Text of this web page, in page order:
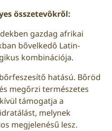
összetevőkről:
gazdag afrikai
bővelkedő Latin-
kombinációja.
hatású. Bőröd
megőrzi természetes
támogatja a
melynek
megjelenésű lesz.